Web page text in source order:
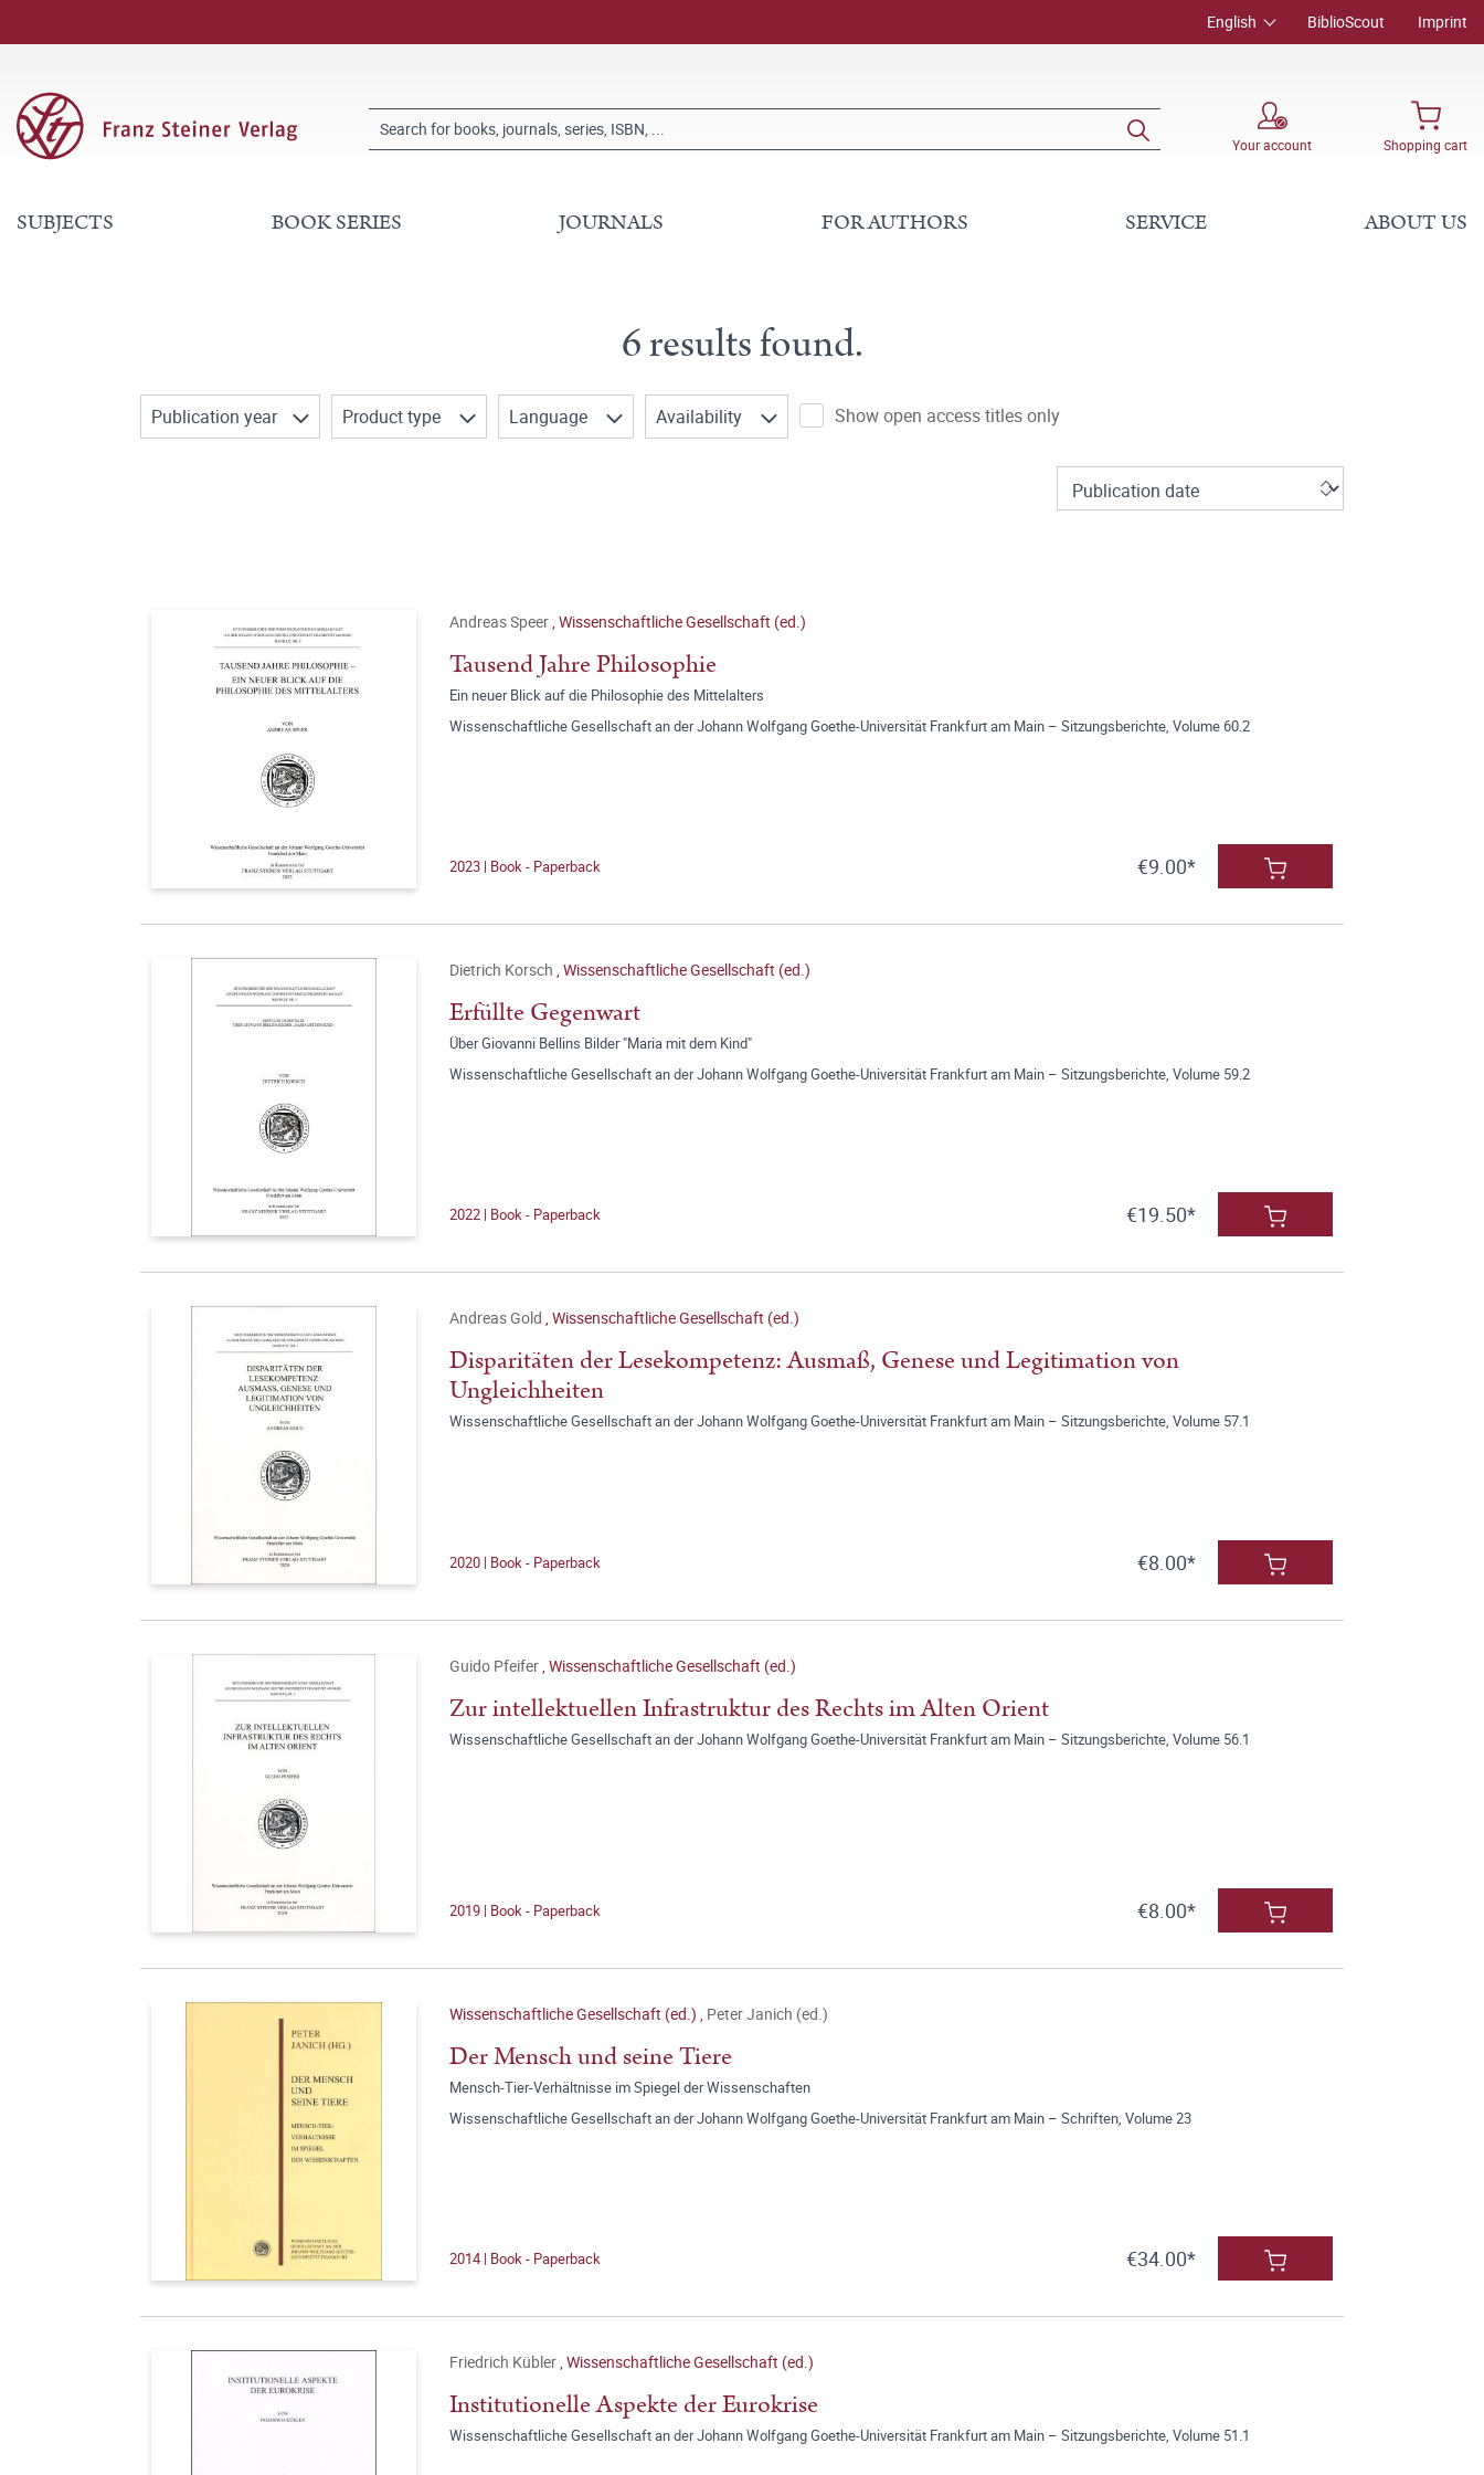
English BiblioScout Imprint
Your account Shopping cart
SUBJECTS BOOK SERIES JOURNALS FOR AUTHORS SERVICE ABOUT US
6 results found.
Publication year Product type Language Availability Show open access titles only
Andreas Speer,Wissenschaftliche Gesellschaft (ed.)
Tausend Jahre Philosophie
Ein neuer Blick auf die Philosophie des Mittelalters
Wissenschaftliche Gesellschaft an der Johann Wolfgang Goethe-Universität Frankfurt am Main – Sitzungsberichte, Volume 60.2
2023 | Book - Paperback €9.00*
Dietrich Korsch ,Wissenschaftliche Gesellschaft (ed.)
Erfüllte Gegenwart
Über Giovanni Bellins Bilder "Maria mit dem Kind"
Wissenschaftliche Gesellschaft an der Johann Wolfgang Goethe-Universität Frankfurt am Main – Sitzungsberichte, Volume 59.2
2022 | Book - Paperback €19.50*
Andreas Gold ,Wissenschaftliche Gesellschaft (ed.)
Disparitäten der Lesekompetenz: Ausmaß, Genese und Legitimation von
Ungleichheiten
Wissenschaftliche Gesellschaft an der Johann Wolfgang Goethe-Universität Frankfurt am Main – Sitzungsberichte, Volume 57.1
2020 | Book - Paperback €8.00*
Guido Pfeifer,Wissenschaftliche Gesellschaft (ed.)
Zur intellektuellen Infrastruktur des Rechts im Alten Orient
Wissenschaftliche Gesellschaft an der Johann Wolfgang Goethe-Universität Frankfurt am Main – Sitzungsberichte, Volume 56.1
2019 | Book - Paperback €8.00*
Wissenschaftliche Gesellschaft (ed.) , Peter Janich (ed.)
Der Mensch und seine Tiere
Mensch-Tier-Verhältnisse im Spiegel der Wissenschaften
Wissenschaftliche Gesellschaft an der Johann Wolfgang Goethe-Universität Frankfurt am Main – Schriften, Volume 23
2014 | Book - Paperback €34.00*
Friedrich Kübler,Wissenschaftliche Gesellschaft (ed.)
Institutionelle Aspekte der Eurokrise
Wissenschaftliche Gesellschaft an der Johann Wolfgang Goethe-Universität Frankfurt am Main – Sitzungsberichte, Volume 51.1